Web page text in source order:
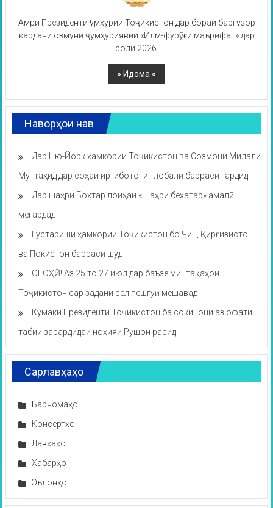
Амри Президенти Ҷумҳурии Тоҷикистон дар бораи баргузор
кардани озмуни ҷумҳуриявии «Илм-фурӯғи маърифат» дар
соли 2026.
Наворҳои нав
Дар Ню-Йорк ҳамкории Тоҷикистон ва Созмони Милали
Муттаҳид дар соҳаи иртибототи глобалӣ баррасӣ гардид
Дар шаҳри Бохтар лоиҳаи «Шаҳри бехатар» амалӣ
мегардад
Густариши ҳамкории Тоҷикистон бо Чин, Қирғизистон
ва Покистон баррасӣ шуд
ОГОҲӢ! Аз 25 то 27 июл дар баъзе минтақаҳои
Тоҷикистон сар задани сел пешгӯӣ мешавад
Кумаки Президенти Тоҷикистон ба сокинони аз офати
табиӣ зарардидаи ноҳияи Рӯшон расид
Сарлавҳаҳо
Барномаҳо
Консертҳо
Лавҳаҳо
Хабарҳо
Эълонҳо